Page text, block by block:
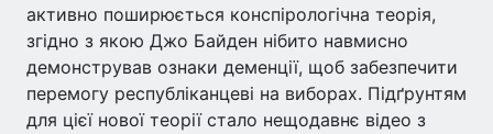
активно поширюється конспірологічна теорія,
згідно з якою Джо Байден нібито навмисно
демонстрував ознаки деменції, щоб забезпечити
перемогу республіканцеві на виборах. Підґрунтям
для цієї нової теорії стало нещодавнє відео з